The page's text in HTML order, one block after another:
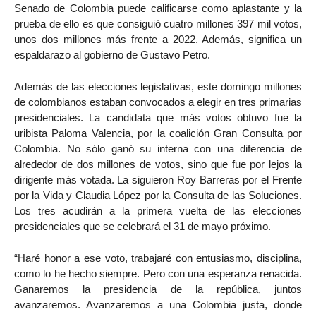
Senado de Colombia puede calificarse como aplastante y la
prueba de ello es que consiguió cuatro millones 397 mil votos,
unos dos millones más frente a 2022. Además, significa un
espaldarazo al gobierno de Gustavo Petro.
Además de las elecciones legislativas, este domingo millones
de colombianos estaban convocados a elegir en tres primarias
presidenciales. La candidata que más votos obtuvo fue la
uribista Paloma Valencia, por la coalición Gran Consulta por
Colombia. No sólo ganó su interna con una diferencia de
alrededor de dos millones de votos, sino que fue por lejos la
dirigente más votada. La siguieron Roy Barreras por el Frente
por la Vida y Claudia López por la Consulta de las Soluciones.
Los tres acudirán a la primera vuelta de las elecciones
presidenciales que se celebrará el 31 de mayo próximo.
“Haré honor a ese voto, trabajaré con entusiasmo, disciplina,
como lo he hecho siempre. Pero con una esperanza renacida.
Ganaremos la presidencia de la república, juntos
avanzaremos. Avanzaremos a una Colombia justa, donde